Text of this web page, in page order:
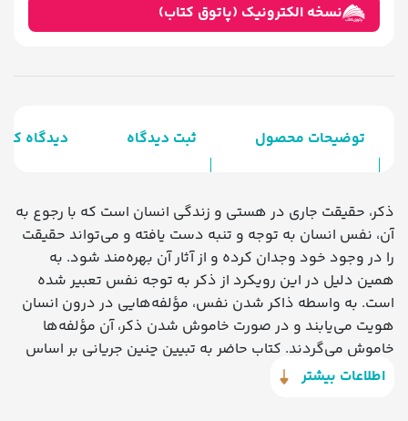
نسخه الکترونیک (پاتوق کتاب)
توضیحات محصول ثبت دیدگاه دیدگاه
ذکر، حقیقت جاری در هستی و زندگی انسان است که با رجوع به
آن، نفس انسان به توجه و تنبه دست یافته و می‌تواند حقیقت
را در وجود خود وجدان کرده و از آثار آن بهره‌مند شود. به
همین دلیل در این رویکرد از ذکر به توجه نفس تعبیر شده
است. به واسطه ذاکر شدن نفس، مؤلفه‌هایی در درون انسان
هویت می‌یابند و در صورت خاموش شدن ذکر، آن مؤلفه‌ها
خاموش می‌گردند. کتاب حاضر به تبیین چنین جریانی بر اساس
آیات و روایات می‌پردازد.
اطلاعات بیشتر